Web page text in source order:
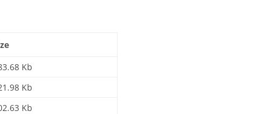
Kb
Kb
Kb